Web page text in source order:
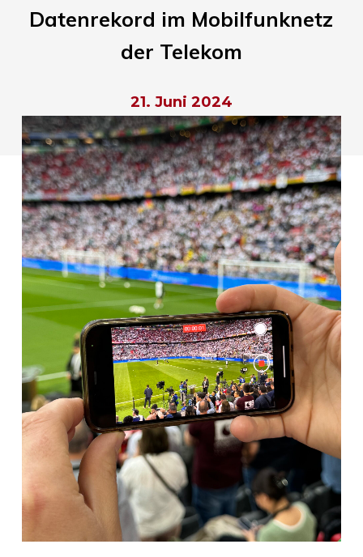
Datenrekord im Mobilfunknetz
der Telekom
21. Juni 2024